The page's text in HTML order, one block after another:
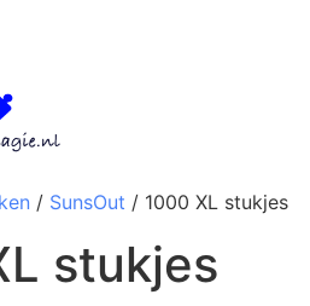
/ SunsOut / 1000 XL stukjes
stukjes